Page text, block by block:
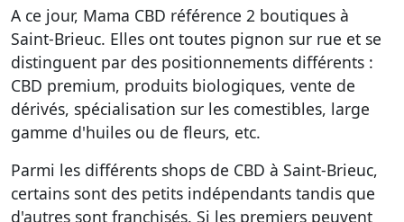
A ce jour, Mama CBD référence 2 boutiques à
Saint-Brieuc. Elles ont toutes pignon sur rue et se
distinguent par des positionnements différents :
CBD premium, produits biologiques, vente de
dérivés, spécialisation sur les comestibles, large
gamme d'huiles ou de fleurs, etc.
Parmi les différents shops de CBD à Saint-Brieuc,
certains sont des petits indépendants tandis que
d'autres sont franchisés. Si les premiers peuvent